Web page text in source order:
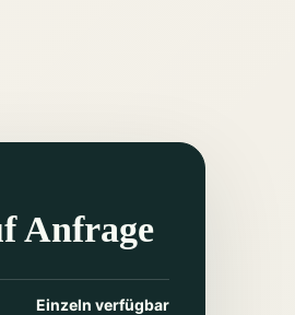
Anfrage
Einzeln verfügbar